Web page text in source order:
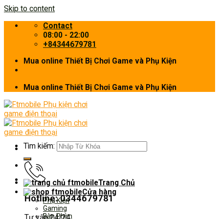
Skip to content
Contact
08:00 - 22:00
+84344679781
Mua online Thiết Bị Chơi Game và Phụ Kiện
Mua online Thiết Bị Chơi Game và Phụ Kiện
Hotline: 0344679781
Tìm kiếm:
Trang Chủ
Cửa hàng
Phụ Kiện
Gaming
Bàn Phím